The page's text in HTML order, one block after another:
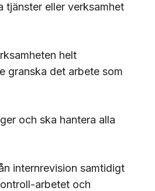
tjänster eller verksamhet
helt
granska det arbete som
och ska hantera alla
internrevision samtidigt
arbetet och